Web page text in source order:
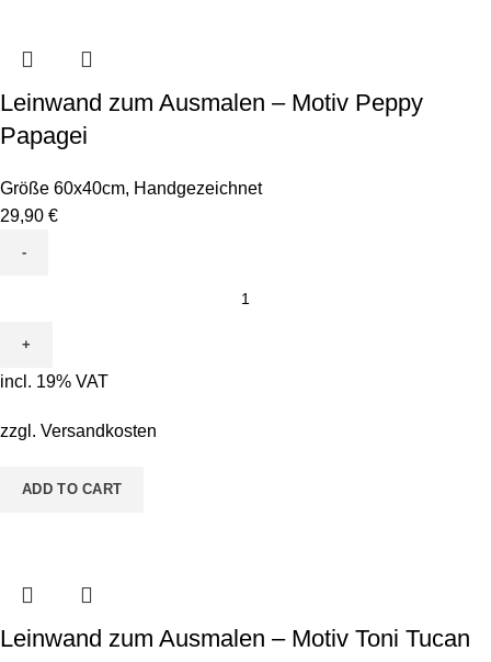
Leinwand zum Ausmalen – Motiv Peppy
Papagei
Größe 60x40cm, Handgezeichnet
29,90 €
Ausmalen
-
Peppy
quantity
incl. 19% VAT
zzgl. Versandkosten
ADD TO CART
Leinwand zum Ausmalen – Motiv Toni Tucan